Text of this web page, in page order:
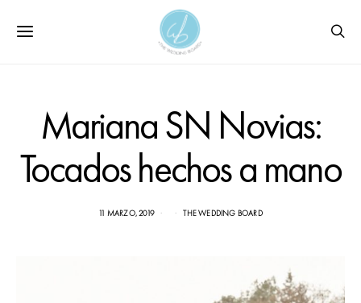
Mariana SN Novias:
Tocados hechos a mano
11 MARZO, 2019 THE WEDDING BOARD